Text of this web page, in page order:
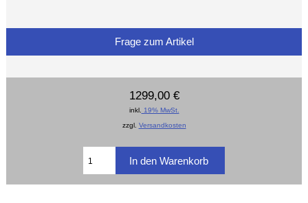
Frage zum Artikel
1299,00 €
inkl. 19% MwSt.
zzgl. Versandkosten